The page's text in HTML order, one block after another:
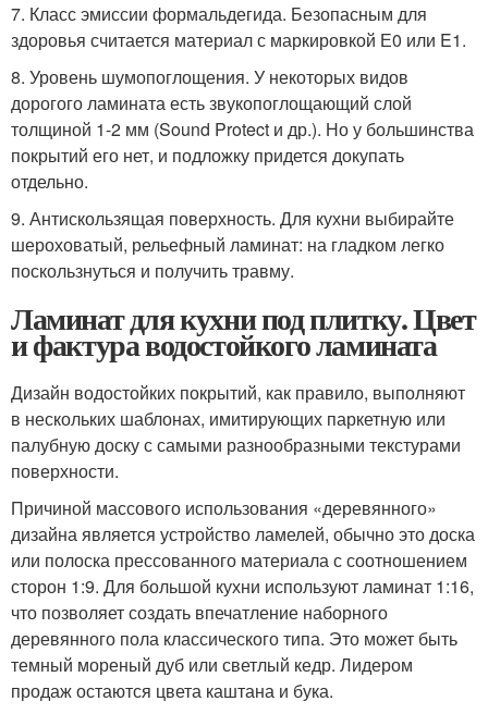
7. Класс эмиссии формальдегида. Безопасным для
здоровья считается материал с маркировкой Е0 или E1.
8. Уровень шумопоглощения. У некоторых видов
дорогого ламината есть звукопоглощающий слой
толщиной 1-2 мм (Sound Protect и др.). Но у большинства
покрытий его нет, и подложку придется докупать
отдельно.
9. Антискользящая поверхность. Для кухни выбирайте
шероховатый, рельефный ламинат: на гладком легко
поскользнуться и получить травму.
Ламинат для кухни под плитку. Цвет
и фактура водостойкого ламината
Дизайн водостойких покрытий, как правило, выполняют
в нескольких шаблонах, имитирующих паркетную или
палубную доску с самыми разнообразными текстурами
поверхности.
Причиной массового использования «деревянного»
дизайна является устройство ламелей, обычно это доска
или полоска прессованного материала с соотношением
сторон 1:9. Для большой кухни используют ламинат 1:16,
что позволяет создать впечатление наборного
деревянного пола классического типа. Это может быть
темный мореный дуб или светлый кедр. Лидером
продаж остаются цвета каштана и бука.